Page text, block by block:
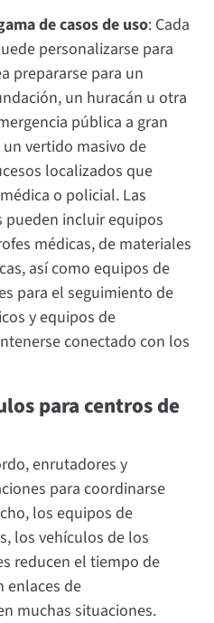
de casos de uso: Cada
personalizarse para
prepararse para un
un huracán u otra
pública a gran
vertido masivo de
localizados que
o policial. Las
pueden incluir equipos
médicas, de materiales
así como equipos de
para el seguimiento de
y equipos de
conectado con los
para centros de
enrutadores y
para coordinarse
los equipos de
los vehículos de los
reducen el tiempo de
enlaces de
muchas situaciones.